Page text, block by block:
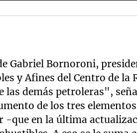
Gabriel Bornoroni,
y Afines del Centro de la
las demás petroleras",
de los tres
-que en la última